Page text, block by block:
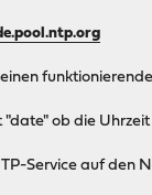
"date" ob die
Service auf den